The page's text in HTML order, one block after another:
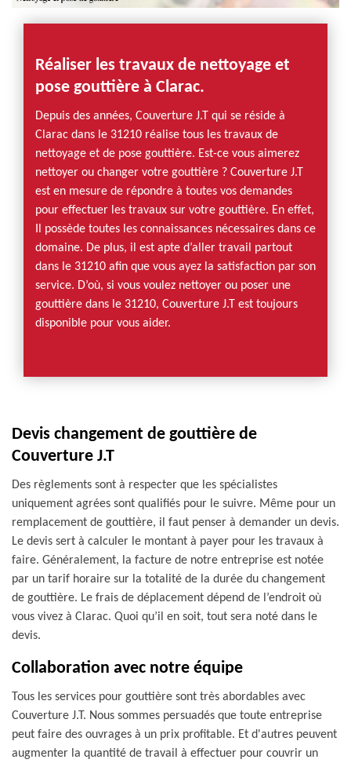
Réaliser les travaux de nettoyage et
pose gouttière à Clarac.
Depuis des années, Couverture J.T qui se réside à
Clarac dans le 31210 réalise tous les travaux de
nettoyage et de pose gouttière. Est-ce vous aimerez
nettoyer ou changer votre gouttière ? Couverture J.T
est en mesure de répondre à toutes vos demandes
pour effectuer les travaux sur votre gouttière. En effet,
Il possède toutes les connaissances nécessaires dans ce
domaine. De plus, il est apte d’aller travail partout
dans le 31210 afin que vous ayez la satisfaction par son
service. D’où, si vous voulez nettoyer ou poser une
gouttière dans le 31210, Couverture J.T est toujours
disponible pour vous aider.
Devis changement de gouttière de
Couverture J.T
Des règlements sont à respecter que les spécialistes
uniquement agrées sont qualifiés pour le suivre. Même pour un
remplacement de gouttière, il faut penser à demander un devis.
Le devis sert à calculer le montant à payer pour les travaux à
faire. Généralement, la facture de notre entreprise est notée
par un tarif horaire sur la totalité de la durée du changement
de gouttière. Le frais de déplacement dépend de l’endroit où
vous vivez à Clarac. Quoi qu’il en soit, tout sera noté dans le
devis.
Collaboration avec notre équipe
Tous les services pour gouttière sont très abordables avec
Couverture J.T. Nous sommes persuadés que toute entreprise
peut faire des ouvrages à un prix profitable. Et d'autres peuvent
augmenter la quantité de travail à effectuer pour couvrir un